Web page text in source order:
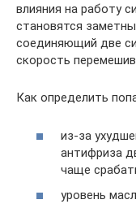
влияния на работу
становятся
соединяющий две
скорость
Как определить
из-за
антифриза
чаще
уровень